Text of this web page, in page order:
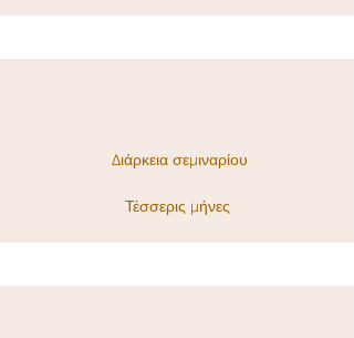
Διάρκεια σεμιναρίου
Τέσσερις μήνες